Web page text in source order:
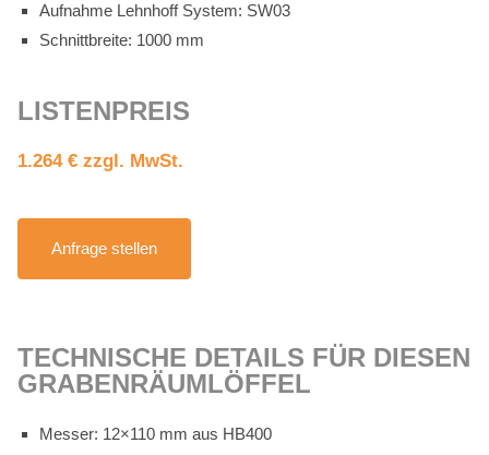
Auf­nah­me Lehn­hoff Sys­tem: SW03
Schnitt­brei­te: 1000 mm
LIS­TEN­PREIS
1.264 € zzgl. MwSt.
An­fra­ge stel­len
TECH­NI­SCHE DE­TAILS FÜR DIE­SEN
GRA­BEN­RÄUM­LÖF­FEL
Mes­ser: 12×110 mm aus HB400